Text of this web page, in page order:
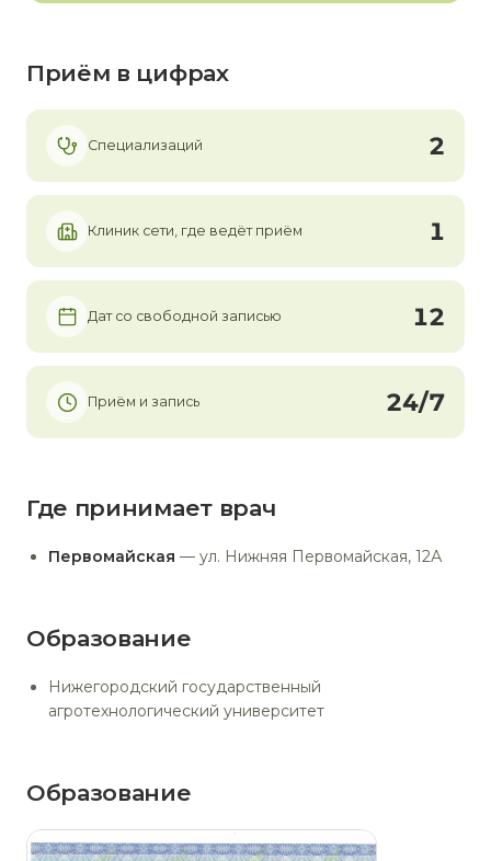
Приём в цифрах
Специализаций 2
Клиник сети, где ведёт приём 1
Дат со свободной записью 12
Приём и запись 24/7
Где принимает врач
Первомайская — ул. Нижняя Первомайская, 12А
Образование
Нижегородский государственный
агротехнологический университет
Образование